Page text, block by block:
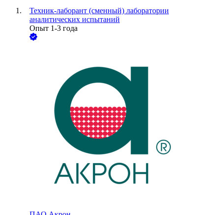
Техник-лаборант (сменный) лаборатории
аналитических испытаний
Опыт 1-3 года